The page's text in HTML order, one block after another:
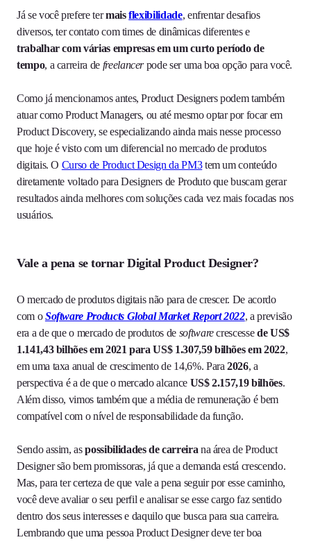
Já se você prefere termaisflexibilidade, enfrentar desafios
diversos, ter contato com times de dinâmicas diferentes e
trabalhar com várias empresas em um curto período de
tempo, a carreira de freelancerpode ser uma boa opção para você.
Como já mencionamos antes, Product Designers podem também
atuar como Product Managers, ou até mesmo optar por focar em
Product Discovery, se especializando ainda mais nesse processo
que hoje é visto com um diferencial no mercado de produtos
digitais. O Curso de Product Design da PM3tem um conteúdo
diretamente voltado para Designers de Produto que buscam gerar
resultados ainda melhores com soluções cada vez mais focadas nos
usuários.
Vale a pena se tornar Digital Product Designer?
O mercado de produtos digitais não para de crescer. De acordo
com oSoftware Products Global Market Report 2022, a previsão
era a de que o mercado de produtos desoftwarecrescessede US$
1.141,43 bilhões em 2021 para US$ 1.307,59 bilhões em 2022,
em uma taxa anual de crescimento de 14,6%. Para2026, a
perspectiva é a de que o mercado alcance US$ 2.157,19 bilhões.
Além disso, vimos também que a média de remuneração é bem
compatível com o nível de responsabilidade da função.
Sendo assim, aspossibilidades de carreira na área de Product
Designer são bem promissoras, já que a demanda está crescendo.
Mas, para ter certeza de que vale a pena seguir por esse caminho,
você deve avaliar o seu perfil e analisar se esse cargo faz sentido
dentro dos seus interesses e daquilo que busca para sua carreira.
Lembrando que uma pessoa Product Designer deve ter boa